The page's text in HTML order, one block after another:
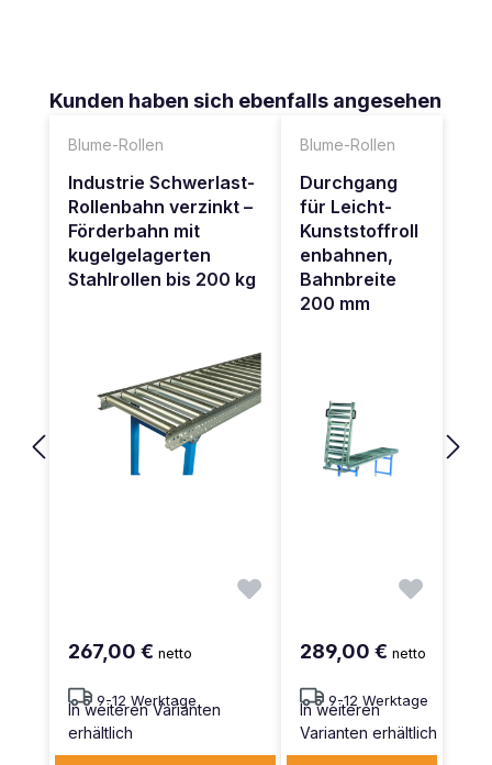
Produktgalerie überspringen
Kunden haben sich ebenfalls angesehen
Blume-Rollen
Industrie Schwerlast-
Rollenbahn verzinkt –
Förderbahn mit
kugelgelagerten
Stahlrollen bis 200 kg
267,00 € netto
9-12 Werktage
In weiteren Varianten
erhältlich
Blume-Rollen
Durchgang
für Leicht-
Kunststoffroll
enbahnen,
Bahnbreite
200 mm
289,00 € netto
9-12 Werktage
In weiteren
Varianten erhältlich